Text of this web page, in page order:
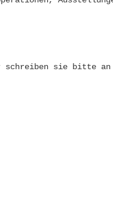
schreiben sie bitte an